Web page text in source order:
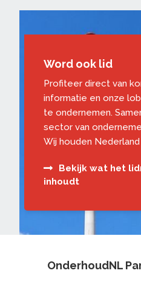
Word ook lid
Profiteer direct van
informatie en onze
te ondernemen.
sector van
Wij houden
Bekijk wat het
inhoudt
OnderhoudNL